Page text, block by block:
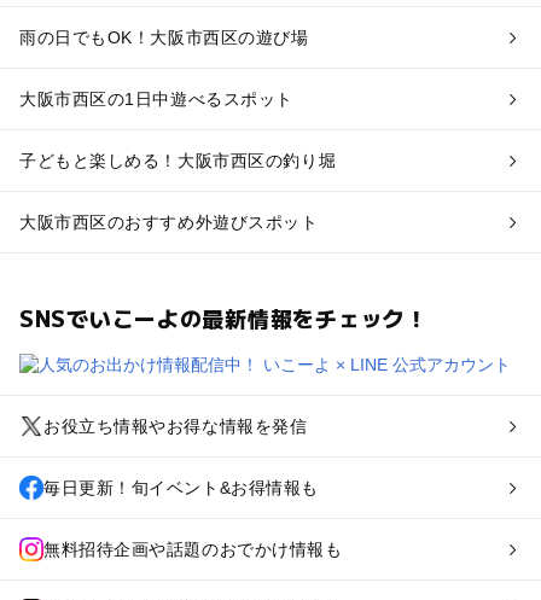
雨の日でもOK！大阪市西区の遊び場
大阪市西区の1日中遊べるスポット
子どもと楽しめる！大阪市西区の釣り堀
大阪市西区のおすすめ外遊びスポット
SNSでいこーよの最新情報をチェック！
お役立ち情報やお得な情報を発信
毎日更新！旬イベント&お得情報も
無料招待企画や話題のおでかけ情報も